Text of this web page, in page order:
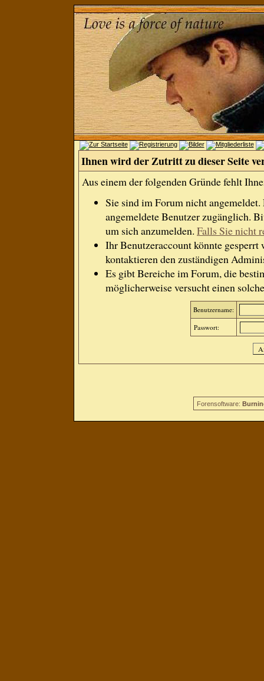
Ihnen wird der Zutritt zu dieser Seite
Aus einem der folgenden Gründe fehlt
Sie sind im Forum nicht
angemeldete Benutzer zugänglich.
um sich anzumelden. Falls Sie nicht
Ihr Benutzeraccount könnte gesperrt
kontaktieren den zuständigen
Es gibt Bereiche im Forum, die
möglicherweise versucht einen
Benutzername:
Passwort:
Forensoftware: